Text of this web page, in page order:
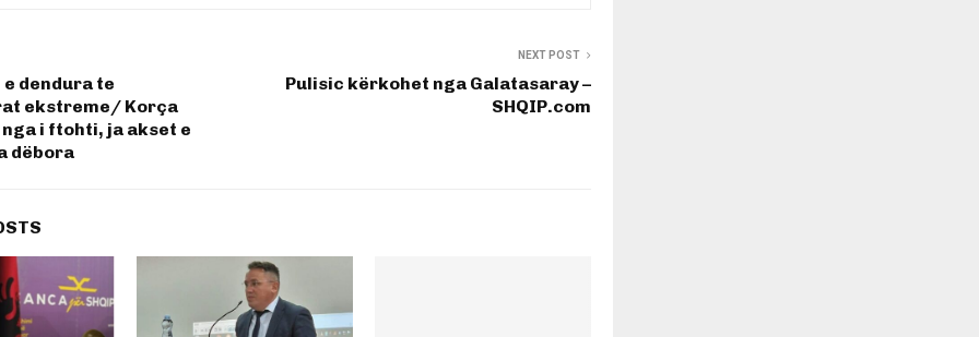
dendura te
ekstreme/ Korça
nga i ftohti, ja akset e
dëbora
NEXT POST
Pulisic kërkohet nga Galatasaray –
SHQIP.com